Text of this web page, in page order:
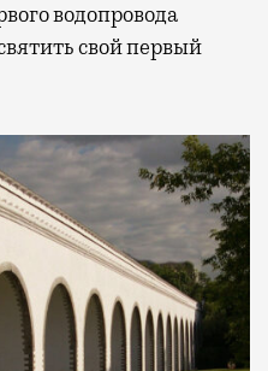
водопровода
свой первый